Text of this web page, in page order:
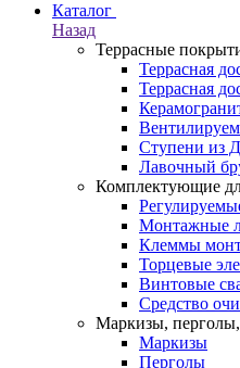
Каталог
Назад
Террасные
Террасная
Террасная
Ступени из
Лавочный
Комплектующие
Монтажные
Клеммы
Торцевые
Винтовые
Средство
Маркизы, перголы,
Маркизы
Перголы